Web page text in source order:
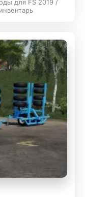
для FS 2019 /